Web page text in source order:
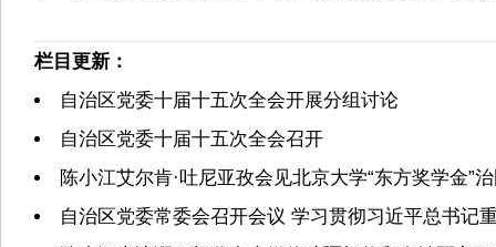
栏目更新：
自治区党委十届十五次全会开展分组讨论
自治区党委十届十五次全会召开
陈小江艾尔肯·吐尼亚孜会见北京大学“东方奖学金”
自治区党委常委会召开会议 学习贯彻习近平总书记